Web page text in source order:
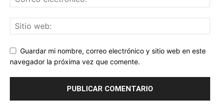
Guardar mi nombre, correo electrónico y sitio web en este
navegador la próxima vez que comente.